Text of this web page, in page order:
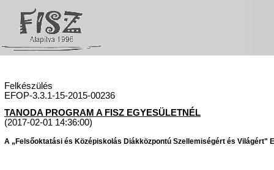
Felkészülés
EFOP-3.3.1-15-2015-00236
TANODA PROGRAM A FISZ EGYESÜLETNÉL
(2017-02-01 14:36:00)
A „Felsőoktatási és Középiskolás Diákközpontú Szellemiségért és Világért"